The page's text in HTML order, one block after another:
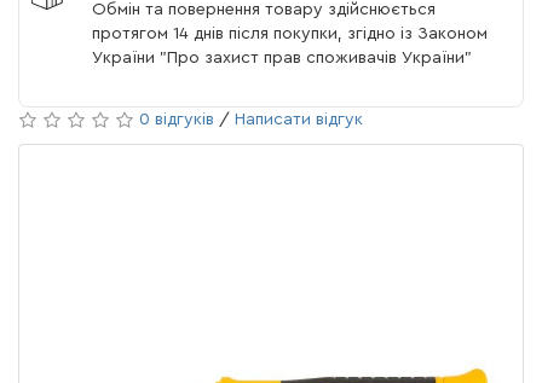
Обмін та повернення товару здійснюється
протягом 14 днів після покупки, згідно із Законом
України "Про захист прав споживачів України"
0 відгуків / Написати відгук